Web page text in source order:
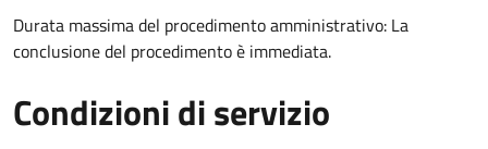
Durata massima del procedimento amministrativo: La
conclusione del procedimento è immediata.
Condizioni di servizio